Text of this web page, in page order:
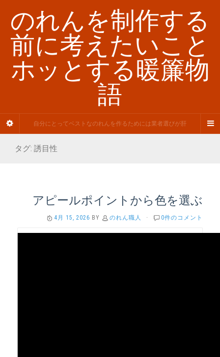
のれんを制作する
前に考えたいこと
ホッとする暖簾物
語
自分にとってベストなのれんを作るためには業者選びが肝
タグ: 誘目性
アピールポイントから色を選ぶ
4月 15, 2026 BY のれん職人 · 0件のコメント